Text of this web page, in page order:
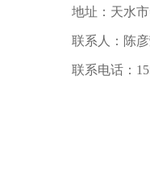
地址：天水市
联系人：陈
联系电话：